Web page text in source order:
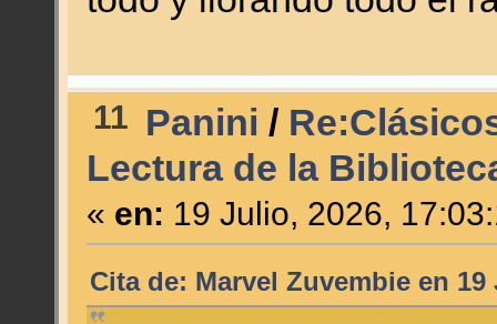
11 Panini /
Lectura de la
« en: 19 Julio, 2026,
Cita de: Marvel Zuvembie en